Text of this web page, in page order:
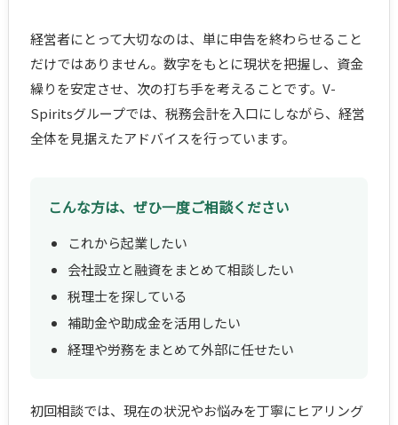
経営者にとって大切なのは、単に申告を終わらせること
だけではありません。数字をもとに現状を把握し、資金
繰りを安定させ、次の打ち手を考えることです。V-
Spiritsグループでは、税務会計を入口にしながら、経営
全体を見据えたアドバイスを行っています。
こんな方は、ぜひ一度ご相談ください
これから起業したい
会社設立と融資をまとめて相談したい
税理士を探している
補助金や助成金を活用したい
経理や労務をまとめて外部に任せたい
初回相談では、現在の状況やお悩みを丁寧にヒアリング